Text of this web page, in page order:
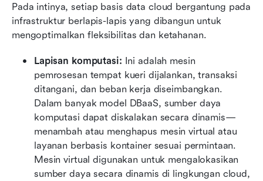
Pada intinya, setiap basis data cloud bergantung pada
infrastruktur berlapis-lapis yang dibangun untuk
mengoptimalkan fleksibilitas dan ketahanan.
Lapisan komputasi: Ini adalah mesin
pemrosesan tempat kueri dijalankan, transaksi
ditangani, dan beban kerja diseimbangkan.
Dalam banyak model DBaaS, sumber daya
komputasi dapat diskalakan secara dinamis—
menambah atau menghapus mesin virtual atau
layanan berbasis kontainer sesuai permintaan.
Mesin virtual digunakan untuk mengalokasikan
sumber daya secara dinamis di lingkungan cloud,